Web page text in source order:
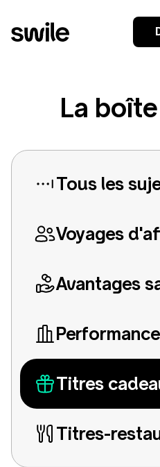
La
Tous les
Voyages
Avantages
Titres
Titres-